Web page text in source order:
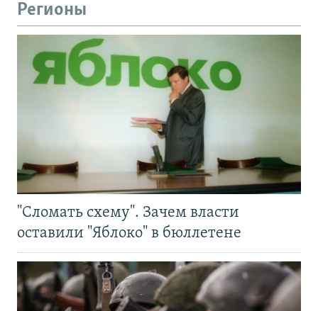
Регионы
"Сломать схему". Зачем власти
оставили "Яблоко" в бюллетене